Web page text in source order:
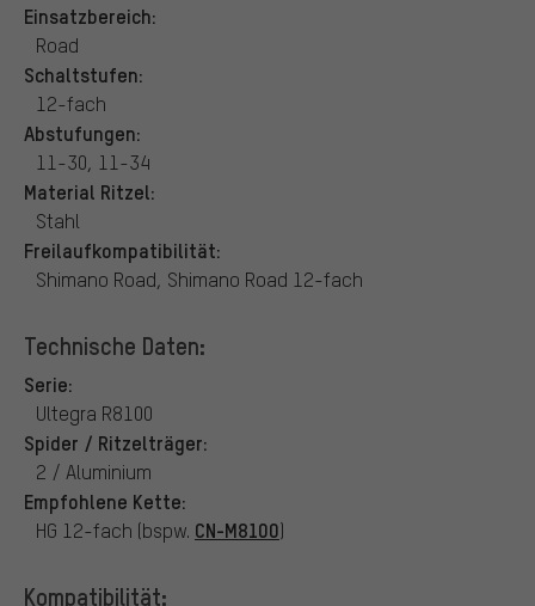
Einsatzbereich:
Road
Schaltstufen:
12-fach
Abstufungen:
11-30, 11-34
Material Ritzel:
Stahl
Freilaufkompatibilität:
Shimano Road, Shimano Road 12-fach
Technische Daten:
Serie:
Ultegra R8100
Spider / Ritzelträger:
2 / Aluminium
Empfohlene Kette:
HG 12-fach (bspw. CN-M8100)
Kompatibilität: